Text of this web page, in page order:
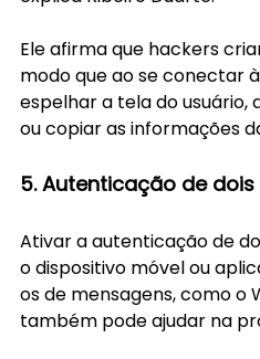
Ele afirma que hackers
modo que ao se conectar
espelhar a tela do
ou copiar as informações
5. Autenticação de
Ativar a autenticação de
o dispositivo móvel ou
os de mensagens, como o
também pode ajudar na